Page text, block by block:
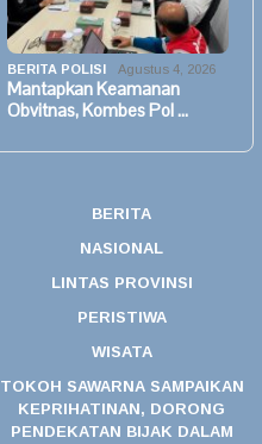
BERITA POLISI Agustus 4, 2026
Mantapkan Keamanan
Obvitnas, Kombes Pol …
BERITA
NASIONAL
LINTAS PROVINSI
PERISTIWA
WISATA
TOKOH SAWARNA SAMPAIKAN
KEPRIHATINAN, DORONG
PENDEKATAN BIJAK DALAM